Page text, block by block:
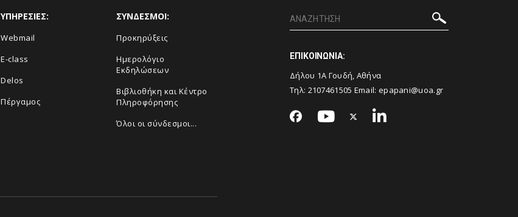
ΥΠΗΡΕΣΙΕΣ:
Webmail
E-class
Delos
Πέργαμος
ΣΥΝΔΕΣΜΟΙ:
Προκηρύξεις
Ημερολόγιο
Εκδηλώσεων
Βιβλιοθήκη και Κέντρο
Πληροφόρησης
Όλοι οι σύνδεσμοι...
ΕΠΙΚΟΙΝΩΝΙΑ:
Δήλου 1Α Γουδή, Αθήνα
Τηλ: 2107461505 Email: epapani@uoa.gr